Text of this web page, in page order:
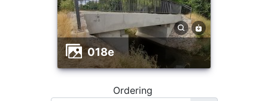
018e
Ordering